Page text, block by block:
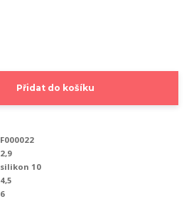
Přidat do košíku
F000022
2,9
silikon 10
4,5
6